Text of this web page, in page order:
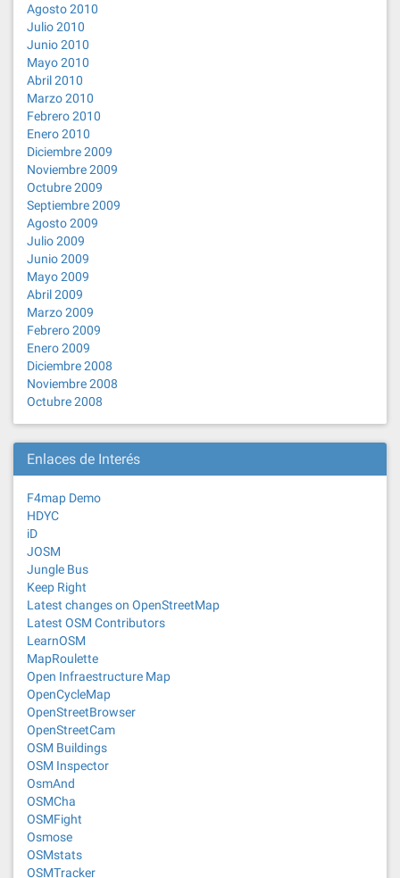
Agosto 2010
Julio 2010
Junio 2010
Mayo 2010
Abril 2010
Marzo 2010
Febrero 2010
Enero 2010
Diciembre 2009
Noviembre 2009
Octubre 2009
Septiembre 2009
Agosto 2009
Julio 2009
Junio 2009
Mayo 2009
Abril 2009
Marzo 2009
Febrero 2009
Enero 2009
Diciembre 2008
Noviembre 2008
Octubre 2008
Enlaces de Interés
F4map Demo
HDYC
iD
JOSM
Jungle Bus
Keep Right
Latest changes on OpenStreetMap
Latest OSM Contributors
LearnOSM
MapRoulette
Open Infraestructure Map
OpenCycleMap
OpenStreetBrowser
OpenStreetCam
OSM Buildings
OSM Inspector
OsmAnd
OSMCha
OSMFight
Osmose
OSMstats
OSMTracker